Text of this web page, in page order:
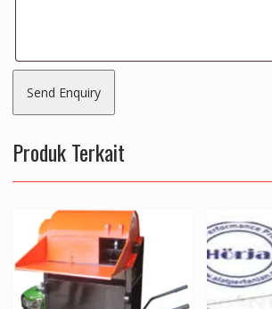
Produk Terkait